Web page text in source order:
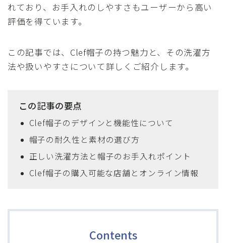
れており、お手入れのしやすさもユーザーから高い
評価を得ています。
この記事では、Clef帽子の持つ魅力と、その洗濯方
法や扱いやすさについて詳しくご紹介します。
この記事の要点
Clef帽子のデザインと機能性について
帽子の耐久性と素材の選び方
正しい洗濯方法と帽子のお手入れポイント
Clef帽子の購入可能な店舗とオンライン情報
Contents